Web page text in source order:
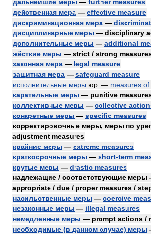
дальнейшие меры — further measures
действенная мера — effective measure
дискриминационная мера —
дисциплинарные меры — disciplinary
дополнительные меры — additional
жёсткие меры — strict / strong
законная мера — legal measure
защитная мера — safeguard measure
исполнительные меры юр. — measures of
карательные меры — punitive
коллективные меры — collective
конкретные меры — specific measures
корректировочные меры, меры по
adjustment measures
крайние меры — extreme measures
краткосрочные меры — short-term
крутые меры — drastic measures
надлежащие / соответствующие меры
appropriate / due / proper measures /
насильственные меры — coercive
незаконные меры — illegal measures
немедленные меры — prompt actions /
необходимые (в данном случае) меры